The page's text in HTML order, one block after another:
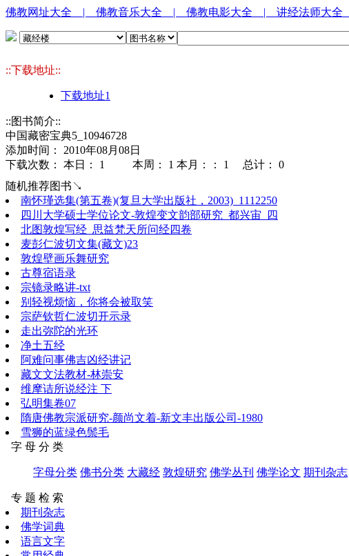
佛教网址大全 | 佛教音乐大全 | 佛教电影大全 | 讲经法师大全
::下载地址::
下载地址1
::图书简介::
中国藏密宝典5_10946728
添加时间： 2010年08月08日
下载次数： 本日： 1 本周： 1 本月：： 1 总计： 0
随机推荐图书↘
南怀瑾选集(第五卷)(复旦大学出版社，2003)_1112250
四川大学硕士学位论文-敦煌变文韵部研究_都兴宙_四
北图敦煌写经_思益梵天所问经四卷
麦彭仁波切文集(藏文)23
敦煌壁画乐舞研究
古尊宿语录
宗镜录略讲-txt
别轻视烦恼，你将会被取笑
宗萨钦哲仁波切开示录
走出弥陀的光环
净土五经
阿难问事佛吉凶经讲记
藏文文法教材-林崇安
维摩诘所说经注 下
弘明集卷07
隋唐佛教宗派研究-颜尚文着-新文丰出版公司-1980
雪狮的蓝绿色鬃毛
字 母 分 类
字母分类 佛书分类 大藏经 敦煌研究 佛学丛刊 佛学论文 期刊杂志
专 题 检 索
期刊杂志
佛学词典
语言文字